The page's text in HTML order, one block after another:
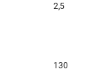
2,5
130